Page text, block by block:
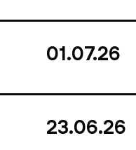
01.07.26
23.06.26